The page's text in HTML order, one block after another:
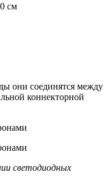
см
они соединятся между
коннекторной
светодиодных